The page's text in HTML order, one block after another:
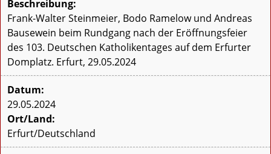
Beschreibung:
Frank-Walter Steinmeier, Bodo Ramelow und Andreas
Bausewein beim Rundgang nach der Eröffnungsfeier
des 103. Deutschen Katholikentages auf dem Erfurter
Domplatz. Erfurt, 29.05.2024
Datum:
29.05.2024
Ort/Land:
Erfurt/Deutschland